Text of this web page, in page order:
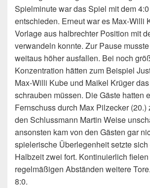
Spielminute war das Spiel mit dem
entschieden. Erneut war es Max-Willi
Vorlage aus halbrechter Position mit
verwandeln konnte. Zur Pause
weitaus höher ausfallen. Bei noch
Konzentration hätten zum Beispiel
Max-Willi Kube und Maikel Krüger
schrauben müssen. Die Gäste hatten
Fernschuss durch Max Pilzecker (20.)
den Schlussmann Martin Weise
ansonsten kam von den Gästen gar
spielerische Überlegenheit setzte
Halbzeit zwei fort. Kontinuierlich
regelmäßigen Abständen weitere
8:0.